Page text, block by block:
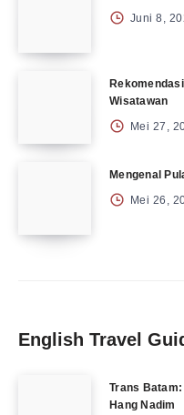
Juni 8,
Wisatawan
Mei 27,
Mengenal
Mei 26,
English Travel
Trans
Hang Nadim